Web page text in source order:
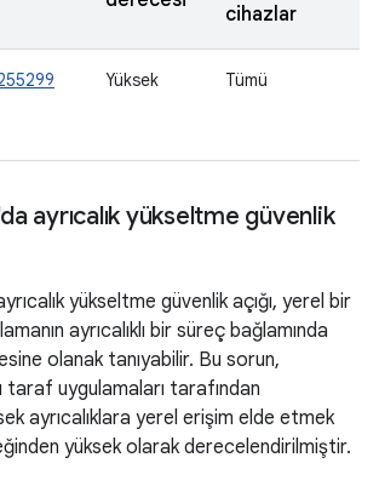
cihazlar
Yüksek Tümü
ayrıcalık yükseltme güvenlik
yükseltme güvenlik açığı, yerel bir
ayrıcalıklı bir süreç bağlamında
olanak tanıyabilir. Bu sorun,
uygulamaları tarafından
ayrıcalıklara yerel erişim elde etmek
yüksek olarak derecelendirilmiştir.